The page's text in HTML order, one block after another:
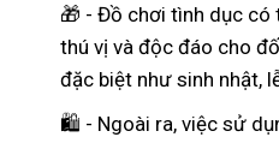
🎁 - Đồ chơi tình dục có
thú vị và độc đáo cho
đặc biệt như sinh nhật,
🛍️ - Ngoài ra, việc sử